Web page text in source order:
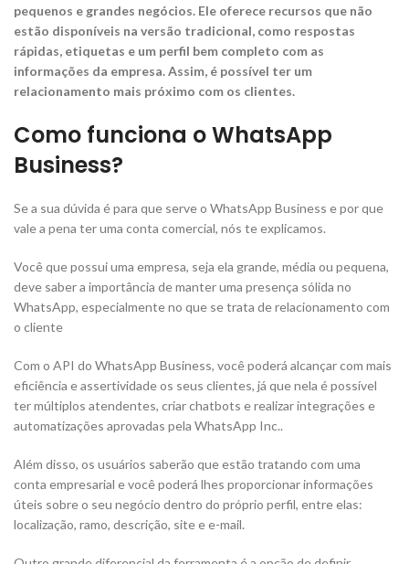
pequenos e grandes negócios. Ele oferece recursos que não
estão disponíveis na versão tradicional, como respostas
rápidas, etiquetas e um perfil bem completo com as
informações da empresa. Assim, é possível ter um
relacionamento mais próximo com os clientes.
Como funciona o WhatsApp
Business?
Se a sua dúvida é para que serve o WhatsApp Business e por que
vale a pena ter uma conta comercial, nós te explicamos.
Você que possui uma empresa, seja ela grande, média ou pequena,
deve saber a importância de manter uma presença sólida no
WhatsApp, especialmente no que se trata de relacionamento com
o cliente
Com o API do WhatsApp Business, você poderá alcançar com mais
eficiência e assertividade os seus clientes, já que nela é possível
ter múltiplos atendentes, criar chatbots e realizar integrações e
automatizações aprovadas pela WhatsApp Inc..
Além disso, os usuários saberão que estão tratando com uma
conta empresarial e você poderá lhes proporcionar informações
úteis sobre o seu negócio dentro do próprio perfil, entre elas:
localização, ramo, descrição, site e e-mail.